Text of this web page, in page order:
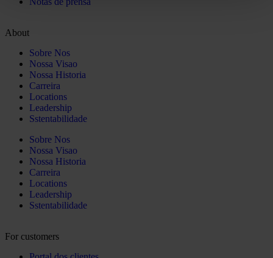
About
Sobre Nos
Nossa Visao
Nossa Historia
Carreira
Locations
Leadership
Sstentabilidade
Sobre Nos
Nossa Visao
Nossa Historia
Carreira
Locations
Leadership
Sstentabilidade
For customers